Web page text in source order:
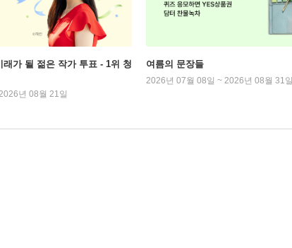
래가 될 젊은 작가 투표 - 1위 청
년 08월 21일
여름의 문장들
2026년 07월 08일 ~ 2026년 08월 31일